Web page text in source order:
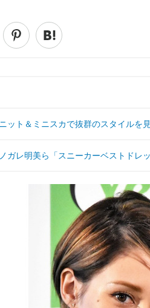
ット＆ミニスカで抜群のスタイルを
ガレ明美ら「スニーカーベストドレ